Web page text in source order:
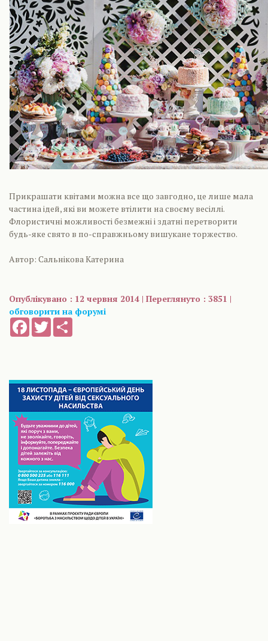
Прикрашати квітами можна все що завгодно, це лише мала
частина ідей, які ви можете втілити на своєму весіллі.
Флористичні можливості безмежні і здатні перетворити
будь-яке свято в по-справжньому вишукане торжество.
Автор: Сальнікова Катерина
Опублікувано : 12 червня 2014 | Переглянуто : 3851 |
обговорити на форумі
FacebookTwitter